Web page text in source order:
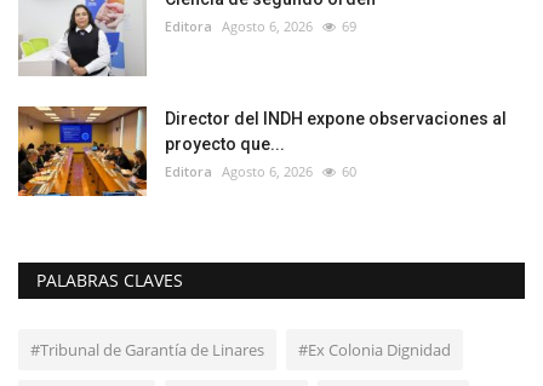
Editora Agosto 6, 2026 69
Director del INDH expone observaciones al
proyecto que...
Editora Agosto 6, 2026 60
PALABRAS CLAVES
#Tribunal de Garantía de Linares #Ex Colonia Dignidad